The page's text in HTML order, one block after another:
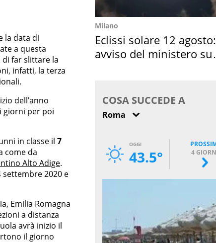
la data di
a questa
di far slittare la
infatti, la terza
dell’anno
giorni per poi
in classe il 7
come da
Alto Adige.
2020 e
Emilia Romagna
a distanza
avrà inizio il
il giorno
Milano
Eclissi solare 12 agosto:
avviso del ministero su